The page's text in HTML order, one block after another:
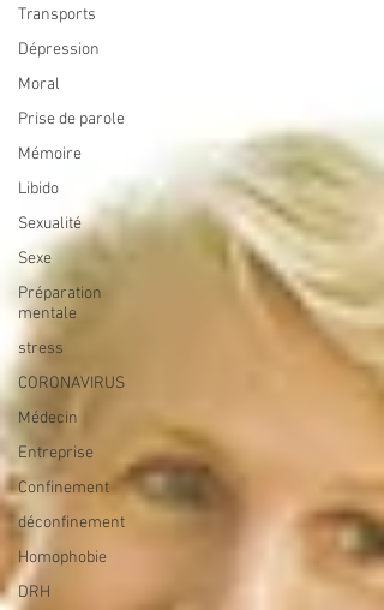
Transports
Dépression
Moral
Prise de parole
Mémoire
Libido
Sexualité
Sexe
Préparation
mentale
stress
CORONAVIRUS
Médecin
Entreprise
Confinement
déconfinement
Homophobie
DRH